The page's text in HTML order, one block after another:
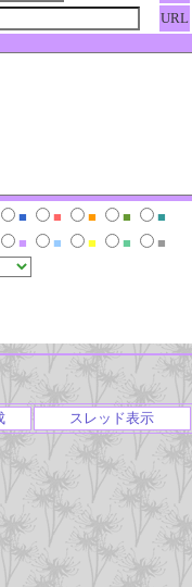
URL
■ ■ ■ ■
■
■ ■ ■ ■
■
スレッド表示